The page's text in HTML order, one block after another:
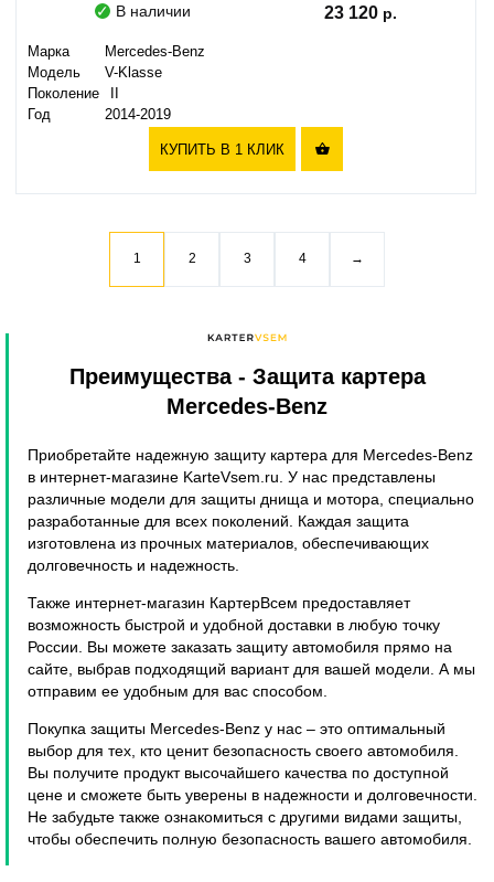
В наличии 23 120
Марка
Mercedes-Benz
Модель
V-Klasse
Поколение
Год
2014-2019
КУПИТЬ В 1 КЛИК 
1 2 3 4 →
Преимущества- Защита картера
Mercedes-Benz
Приобретайте надежную защиту картера для Mercedes-Benz
в интернет-магазине KarteVsem.ru. У нас представлены
различные модели для защиты днища и мотора, специально
разработанные для всех поколений. Каждая защита
изготовлена из прочных материалов, обеспечивающих
долговечность и надежность.
Также интернет-магазин КартерВсем предоставляет
возможность быстрой и удобной доставки в любую точку
России. Вы можете заказать защиту автомобиля прямо на
сайте, выбрав подходящий вариант для вашей модели. А мы
отправим ее удобным для вас способом.
Покупка защиты Mercedes-Benz у нас – это оптимальный
выбор для тех, кто ценит безопасность своего автомобиля.
Вы получите продукт высочайшего качества по доступной
цене и сможете быть уверены в надежности и долговечности.
Не забудьте также ознакомиться с другими видами защиты,
чтобы обеспечить полную безопасность вашего автомобиля.